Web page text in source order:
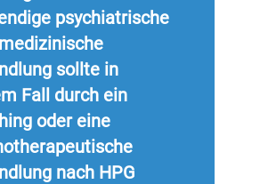
psychiatrische
sollte in
Fall durch ein
oder eine
nach HPG